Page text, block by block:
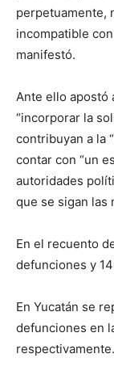
perpetuamente,
incompatible
manifestó.
Ante ello apostó
“incorporar la
contribuyan a la
contar con “un
autoridades
que se sigan las
En el recuento
defunciones y
En Yucatán se
defunciones en
respectivamente.